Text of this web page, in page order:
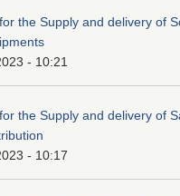
the Supply and delivery of
- 10:21
the Supply and delivery of
- 10:17